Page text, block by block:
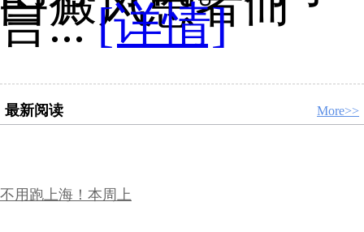
言...[详情]
最新阅读 More>>
不用跑上海！本周上